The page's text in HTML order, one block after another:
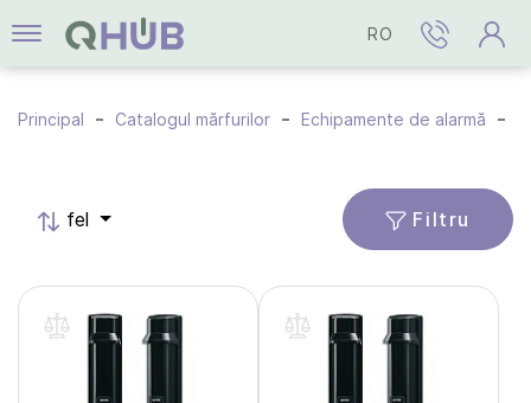
RO
Principal Catalogul mărfurilor Echipamente de alarmă
fel Filtru